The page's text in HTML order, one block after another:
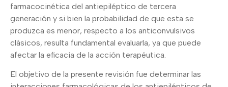
farmacocinética del antiepiléptico de tercera
generación y si bien la probabilidad de que esta se
produzca es menor, respecto a los anticonvulsivos
clásicos, resulta fundamental evaluarla, ya que puede
afectar la eficacia de la acción terapéutica.
El objetivo de la presente revisión fue determinar las